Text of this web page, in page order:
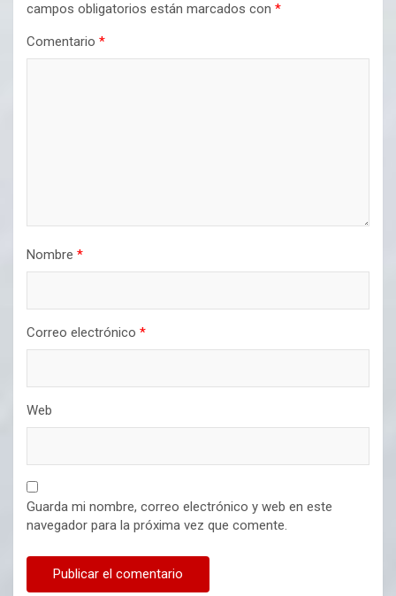
campos obligatorios están marcados con *
Comentario *
Nombre *
Correo electrónico *
Web
Guarda mi nombre, correo electrónico y web en este
navegador para la próxima vez que comente.